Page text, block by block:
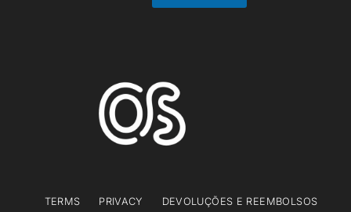
TERMS PRIVACY DEVOLUÇÕES E REEMBOLSOS